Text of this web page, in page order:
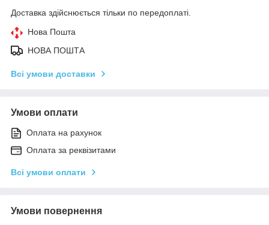
Доставка здійснюється тільки по передоплаті.
Нова Пошта
НОВА ПОШТА
Всі умови доставки
Умови оплати
Оплата на рахунок
Оплата за реквізитами
Всі умови оплати
Умови повернення